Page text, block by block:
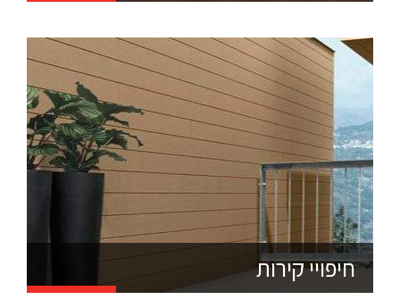
אמיתי של עץ טבעי.
הדקים האקולוגיים שלנו מותאמים במיוחד לשוק הישראלי
ובנוסף להוספת נוגדי קרינה שמונעים התחממות ודהייה
דאגנו להביא לכם דקים מלאים, מחומר אחיד, חזקים
ועמידים ללא חריצים או ציפוי פלסטיק, בעלי יכולת נשיאת
משקל מאד גבוהה ללא חשש מסדקים או הישברות של
הדק.
בסופר דק אנחנו מאמינים שאסור להתפשר על איכות
החומרים ממנו עשוי הדק ולכן אצלנו הדקים עשויים חומרים
מלאים ואחידים בדיוק כמו עץ טבעי ואינם מצופים בשכבת
חיפויי קירות